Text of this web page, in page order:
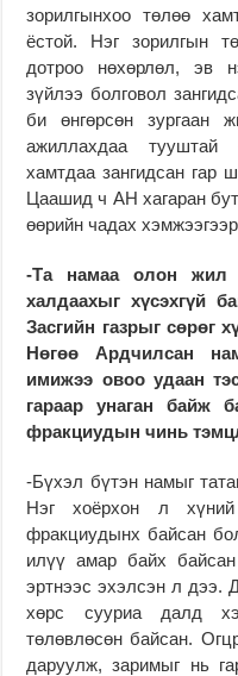
зорилгынхоо төлөө
ёстой. Нэг зорилгын
дотроо нөхөрлөл, эв
зүйлээ болговол
би өнгөрсөн зургаан
ажиллахдаа тууштай
хамтдаа зангидсан гар
Цаашид ч АН хагаран
өөрийн чадах
-Та намаа олон жил
халдаахыг хүсэхгүй
Засгийн газрыг сөрөг
Нөгөө Ардчилсан
имижээ овоо удаан
гараар унаган байж
фракциудын чинь
-Бүхэл бүтэн намыг
Нэг хоёрхон л
фракциудынх байсан
илүү амар байх
эртнээс эхэлсэн л дээ.
хөрс сууриа далд
төлөвлөсөн байсан.
даруулж, заримыг нь